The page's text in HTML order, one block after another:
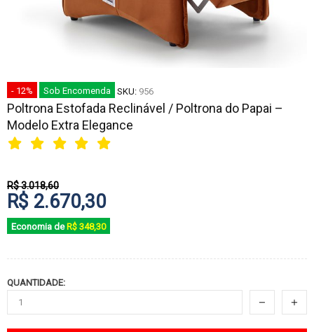
- 12% Sob Encomenda SKU: 956
Poltrona Estofada Reclinável / Poltrona do Papai –
Modelo Extra Elegance
R$ 3.018,60
R$ 2.670,30
Economia de R$ 348,30
QUANTIDADE: